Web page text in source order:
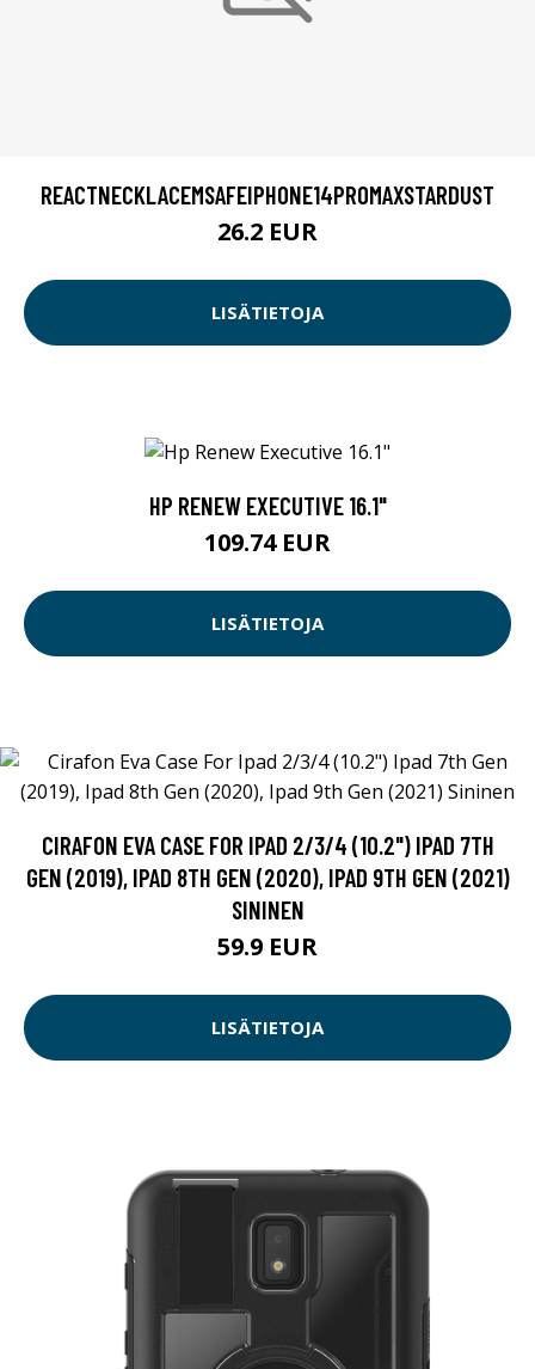
REACTNECKLACEMSAFEIPHONE14PROMAXSTARDUST
26.2 EUR
LISÄTIETOJA
HP RENEW EXECUTIVE 16.1"
109.74 EUR
LISÄTIETOJA
CIRAFON EVA CASE FOR IPAD 2/3/4 (10.2") IPAD 7TH
GEN (2019), IPAD 8TH GEN (2020), IPAD 9TH GEN (2021)
SININEN
59.9 EUR
LISÄTIETOJA